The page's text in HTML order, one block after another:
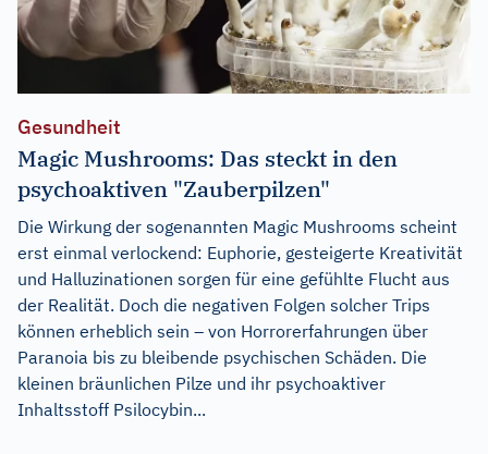
Gesundheit
Magic Mushrooms: Das steckt in den
psychoaktiven "Zauberpilzen"
Die Wirkung der sogenannten Magic Mushrooms scheint
erst einmal verlockend: Euphorie, gesteigerte Kreativität
und Halluzinationen sorgen für eine gefühlte Flucht aus
der Realität. Doch die negativen Folgen solcher Trips
können erheblich sein – von Horrorerfahrungen über
Paranoia bis zu bleibende psychischen Schäden. Die
kleinen bräunlichen Pilze und ihr psychoaktiver
Inhaltsstoff Psilocybin...